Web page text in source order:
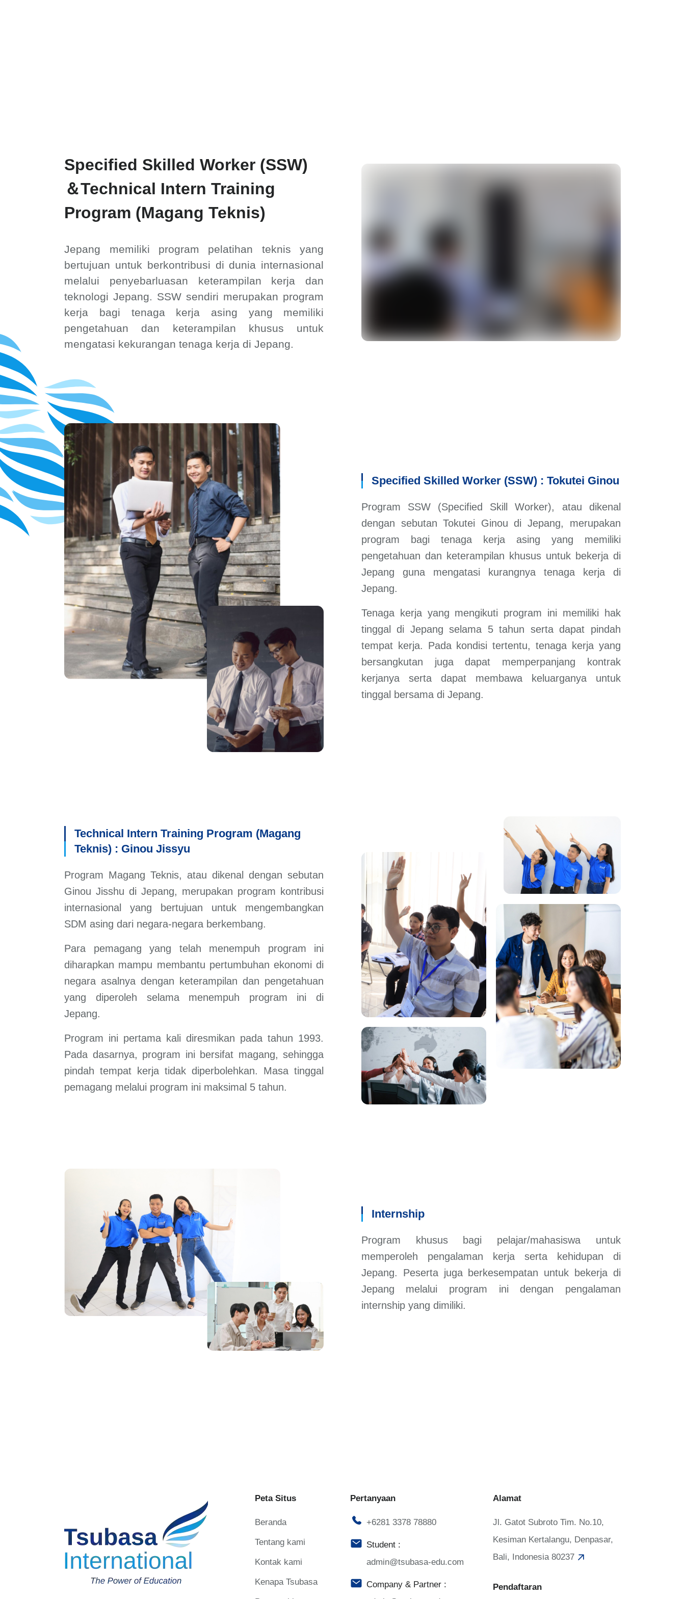
Specified Skilled Worker (SSW)
＆Technical Intern Training
Program (Magang Teknis)
Jepang memiliki program pelatihan teknis yang
bertujuan untuk berkontribusi di dunia internasional
melalui penyebarluasan keterampilan kerja dan
teknologi Jepang. SSW sendiri merupakan program
kerja bagi tenaga kerja asing yang memiliki
pengetahuan dan keterampilan khusus untuk
mengatasi kekurangan tenaga kerja di Jepang.
Why Us Listing
Specified Skilled Worker (SSW) : Tokutei Ginou
Program SSW (Specified Skill Worker), atau dikenal
dengan sebutan Tokutei Ginou di Jepang, merupakan
program bagi tenaga kerja asing yang memiliki
pengetahuan dan keterampilan khusus untuk bekerja di
Jepang guna mengatasi kurangnya tenaga kerja di
Jepang.
Tenaga kerja yang mengikuti program ini memiliki hak
tinggal di Jepang selama 5 tahun serta dapat pindah
tempat kerja. Pada kondisi tertentu, tenaga kerja yang
bersangkutan juga dapat memperpanjang kontrak
kerjanya serta dapat membawa keluarganya untuk
tinggal bersama di Jepang.
Technical Intern Training Program (Magang
Teknis) : Ginou Jissyu
Program Magang Teknis, atau dikenal dengan sebutan
Ginou Jisshu di Jepang, merupakan program kontribusi
internasional yang bertujuan untuk mengembangkan
SDM asing dari negara-negara berkembang.
Para pemagang yang telah menempuh program ini
diharapkan mampu membantu pertumbuhan ekonomi di
negara asalnya dengan keterampilan dan pengetahuan
yang diperoleh selama menempuh program ini di
Jepang.
Program ini pertama kali diresmikan pada tahun 1993.
Pada dasarnya, program ini bersifat magang, sehingga
pindah tempat kerja tidak diperbolehkan. Masa tinggal
pemagang melalui program ini maksimal 5 tahun.
Internship
Program khusus bagi pelajar/mahasiswa untuk
memperoleh pengalaman kerja serta kehidupan di
Jepang. Peserta juga berkesempatan untuk bekerja di
Jepang melalui program ini dengan pengalaman
internship yang dimiliki.
Peta Situs
Beranda
Tentang kami
Kontak kami
Kenapa Tsubasa
Pertanyaan
+6281 3378 78880
Student :
admin@tsubasa-edu.com
Company & Partner :
Alamat
Jl. Gatot Subroto Tim. No.10,
Kesiman Kertalangu, Denpasar,
Bali, Indonesia 80237
Pendaftaran